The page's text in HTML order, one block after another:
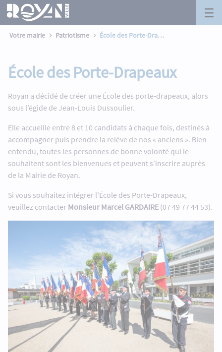
Panneau de gestion des cookies
Saut au contenu principal
École des Porte-Drapeaux - Royan
Votre mairie Patriotisme École des Porte-Drapeaux
École des Porte-Drapeaux
Royan a décidé de créer une École des porte-drapeaux, alors
sous l’égide de Jean-Louis Dussoulier.
Elle accueille entre 8 et 10 candidats à chaque fois, destinés à
accompagner puis prendre la relève de nos « anciens ». Bien
entendu, toutes les personnes de bonne volonté qui le
souhaitent sont les bienvenues et peuvent s’inscrire auprès
de la Mairie de Royan.
Si vous souhaitez intégrer l'École des Porte-Drapeaux,
veuillez contacter Monsieur Marcel GARDAIRE (07 49 77 44 53).